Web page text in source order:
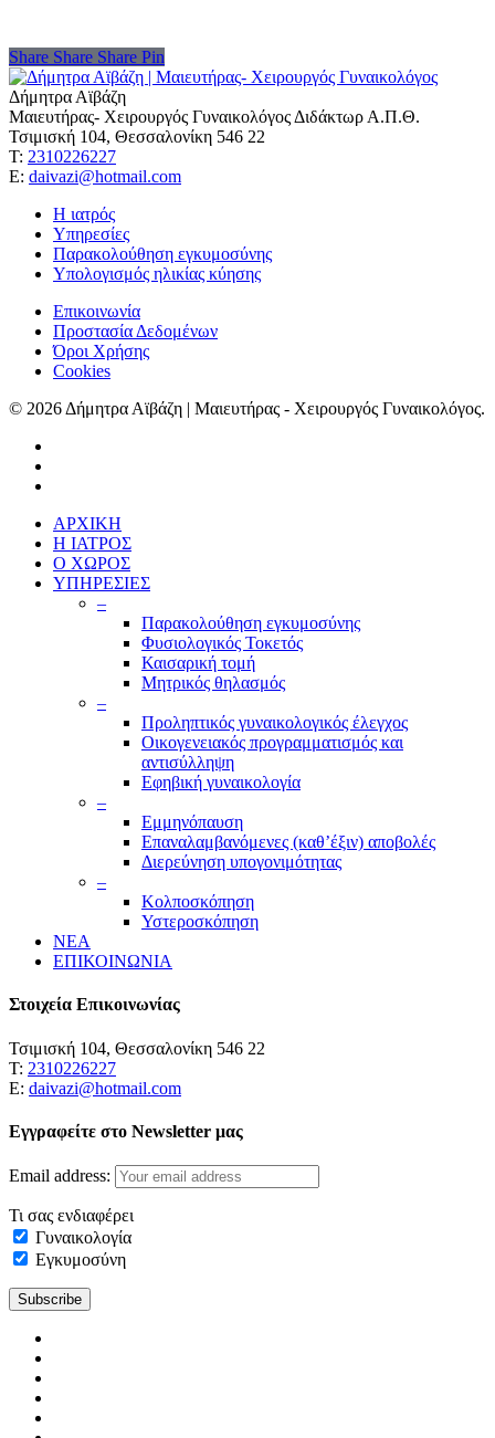
Share
Share Share Share Pin
Δήμητρα Αϊβάζη
Μαιευτήρας- Χειρουργός Γυναικολόγος Διδάκτωρ Α.Π.Θ.
Τσιμισκή 104, Θεσσαλονίκη 546 22
Τ: 2310226227
Ε: daivazi@hotmail.com
Η ιατρός
Υπηρεσίες
Παρακολούθηση εγκυμοσύνης
Υπολογισμός ηλικίας κύησης
Επικοινωνία
Προστασία Δεδομένων
Όροι Χρήσης
Cookies
© 2026 Δήμητρα Αϊβάζη | Μαιευτήρας - Χειρουργός Γυναικολόγος.
ΑΡΧΙΚΗ
Η ΙΑΤΡΟΣ
Ο ΧΩΡΟΣ
ΥΠΗΡΕΣΙΕΣ
–
Παρακολούθηση εγκυμοσύνης
Φυσιολογικός Τοκετός
Καισαρική τομή
Μητρικός θηλασμός
–
Προληπτικός γυναικολογικός έλεγχος
Οικογενειακός προγραμματισμός και
αντισύλληψη
Εφηβική γυναικολογία
–
Εμμηνόπαυση
Επαναλαμβανόμενες (καθ’έξιν) αποβολές
Διερεύνηση υπογονιμότητας
–
Κολποσκόπηση
Υστεροσκόπηση
ΝΕΑ
ΕΠΙΚΟΙΝΩΝΙΑ
Στοιχεία Επικοινωνίας
Τσιμισκή 104, Θεσσαλονίκη 546 22
Τ: 2310226227
Ε: daivazi@hotmail.com
Εγγραφείτε στο Newsletter μας
Email address:
Τι σας ενδιαφέρει
Γυναικολογία
Εγκυμοσύνη